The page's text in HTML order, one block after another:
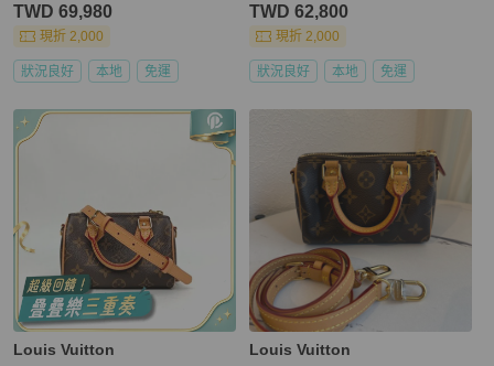
TWD 69,980
現折 2,000
狀況良好 本地 免運
TWD 62,800
現折 2,000
狀況良好 本地 免運
Louis Vuitton Louis Vuitton